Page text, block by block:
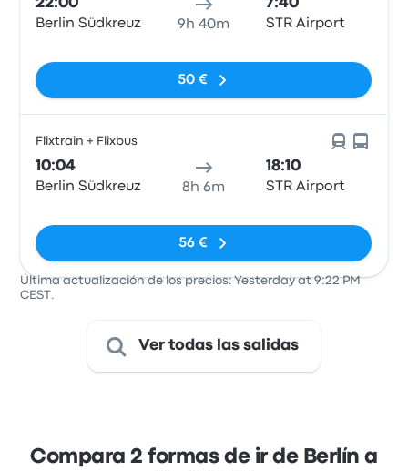
22:00
Berlin Südkreuz 9h 40m
7:40
STR Airport
50 €
Flixtrain + Flixbus
10:04
Berlin Südkreuz 8h 6m
18:10
STR Airport
56 €
Última actualización de los precios: Yesterday at 9:22 PM
CEST.
Ver todas las salidas
Compara 2 formas de ir de Berlín a